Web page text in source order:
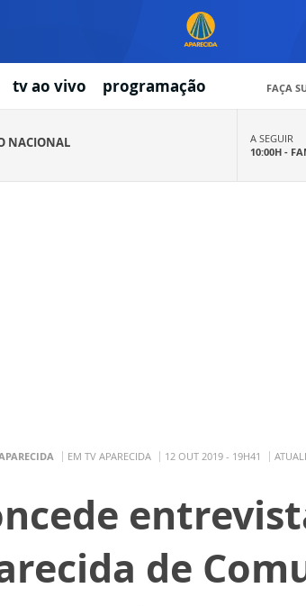
tv ao vivo programação FAÇA
NACIONAL
A SEGUIR
10:00H -
EM TV APARECIDA 12 OUT 2019 - 19H41
de